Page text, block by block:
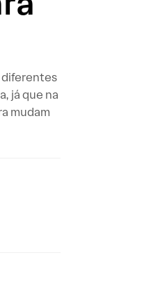
diferentes
já que na
mudam